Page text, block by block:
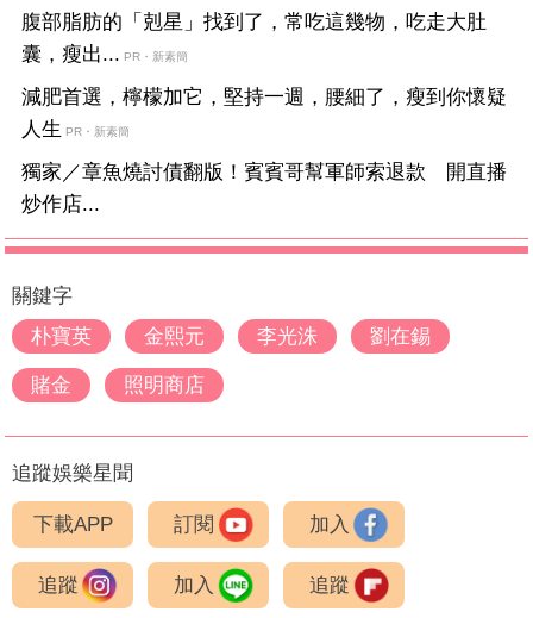
腹部脂肪的「剋星」找到了，常吃這幾物，吃走大肚
囊，瘦出... PR・新素簡
減肥首選，檸檬加它，堅持一週，腰細了，瘦到你懷疑
人生 PR・新素簡
獨家／章魚燒討債翻版！賓賓哥幫軍師索退款 開直播
炒作店...
關鍵字
朴寶英
金熙元 李光洙 劉在錫
賭金 照明商店
追蹤娛樂星聞
下載APP 訂閱 加入
追蹤 加入 追蹤